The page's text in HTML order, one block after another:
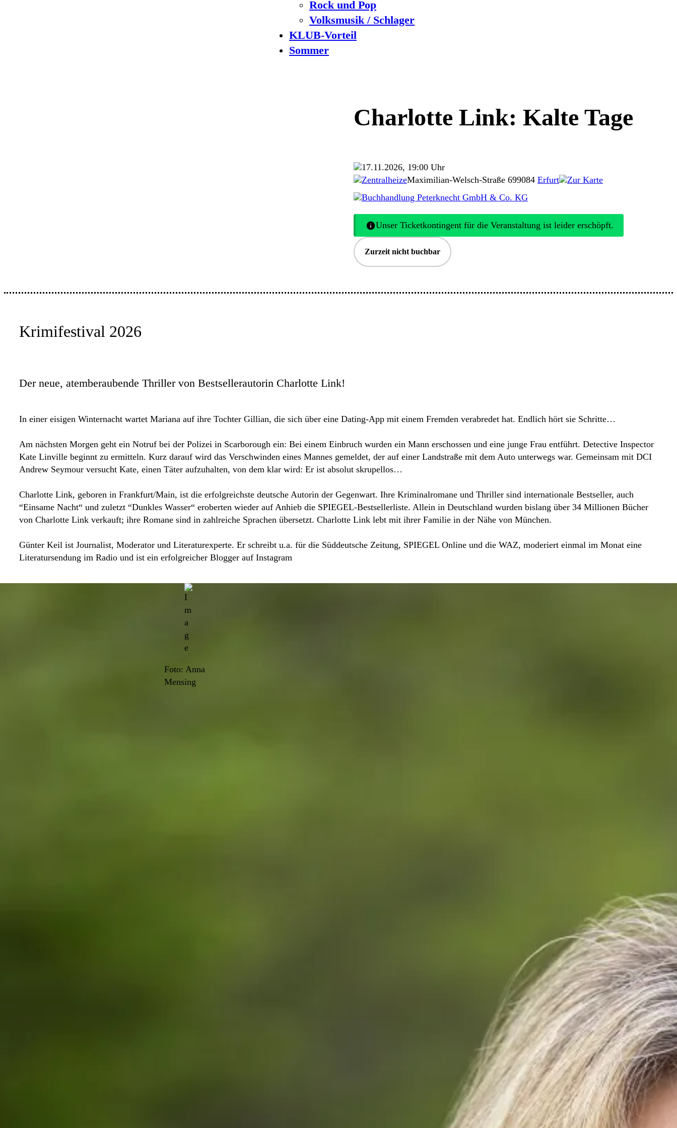
Rock und Pop
Volksmusik / Schlager
KLUB-Vorteil
Sommer
Charlotte Link: Kalte Tage
17.11.2026, 19:00 Uhr
ZentralheizeMaximilian-Welsch-Straße 699084 Erfurt
Zur Karte
Buchhandlung Peterknecht GmbH & Co. KG
Unser Ticketkontingent für die Veranstaltung ist leider erschöpft.
Zurzeit nicht buchbar
Krimifestival 2026
Der neue, atemberaubende Thriller von Bestsellerautorin Charlotte Link!
In einer eisigen Winternacht wartet Mariana auf ihre Tochter Gillian, die sich über eine Dating-App mit einem Fremden verabredet hat. Endlich hört sie Schritte…
Am nächsten Morgen geht ein Notruf bei der Polizei in Scarborough ein: Bei einem Einbruch wurden ein Mann erschossen und eine junge Frau entführt. Detective Inspector
Kate Linville beginnt zu ermitteln. Kurz darauf wird das Verschwinden eines Mannes gemeldet, der auf einer Landstraße mit dem Auto unterwegs war. Gemeinsam mit DCI
Andrew Seymour versucht Kate, einen Täter aufzuhalten, von dem klar wird: Er ist absolut skrupellos…
Charlotte Link, geboren in Frankfurt/Main, ist die erfolgreichste deutsche Autorin der Gegenwart. Ihre Kriminalromane und Thriller sind internationale Bestseller, auch
“Einsame Nacht“ und zuletzt “Dunkles Wasser“ eroberten wieder auf Anhieb die SPIEGEL-Bestsellerliste. Allein in Deutschland wurden bislang über 34 Millionen Bücher
von Charlotte Link verkauft; ihre Romane sind in zahlreiche Sprachen übersetzt. Charlotte Link lebt mit ihrer Familie in der Nähe von München.
Günter Keil ist Journalist, Moderator und Literaturexperte. Er schreibt u.a. für die Süddeutsche Zeitung, SPIEGEL Online und die WAZ, moderiert einmal im Monat eine
Literatursendung im Radio und ist ein erfolgreicher Blogger auf Instagram
Foto: Anna
Mensing